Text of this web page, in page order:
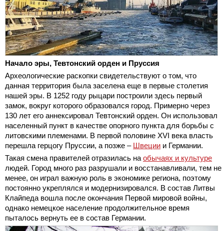
Начало эры, Тевтонский орден и Пруссия
Археологические раскопки свидетельствуют о том, что
данная территория была заселена еще в первые столетия
нашей эры. В 1252 году рыцари построили здесь первый
замок, вокруг которого образовался город. Примерно через
130 лет его аннексировал Тевтонский орден. Он использовал
населенный пункт в качестве опорного пункта для борьбы с
литовскими племенами. В первой половине XVI века власть
перешла герцогу Пруссии, а позже – Швеции и Германии.
Такая смена правителей отразилась на обычаях и культуре
людей. Город много раз разрушали и восстанавливали, тем не
менее, он играл важную роль в экономике региона, поэтому
постоянно укреплялся и модернизировался. В состав Литвы
Клайпеда вошла после окончания Первой мировой войны,
однако немецкое население продолжительное время
пыталось вернуть ее в состав Германии.